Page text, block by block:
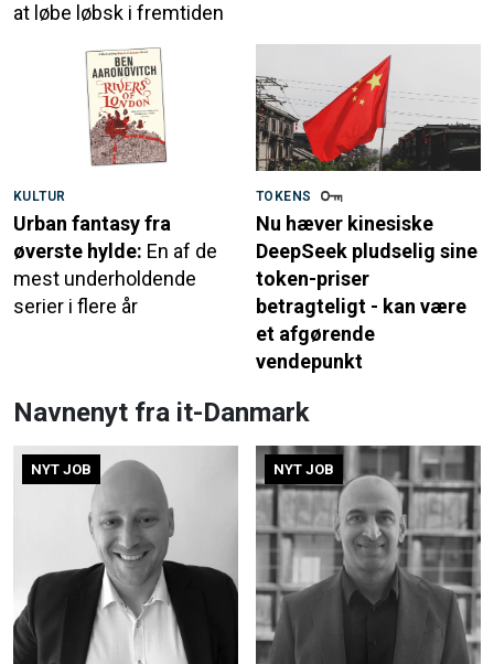
at løbe løbsk i fremtiden
KULTUR
Urban fantasy fra
øverste hylde: En af de
mest underholdende
serier i flere år
TOKENS
Nu hæver kinesiske
DeepSeek pludselig sine
token-priser
betragteligt - kan være
et afgørende
vendepunkt
Navnenyt fra it-Danmark
NYT JOB NYT JOB